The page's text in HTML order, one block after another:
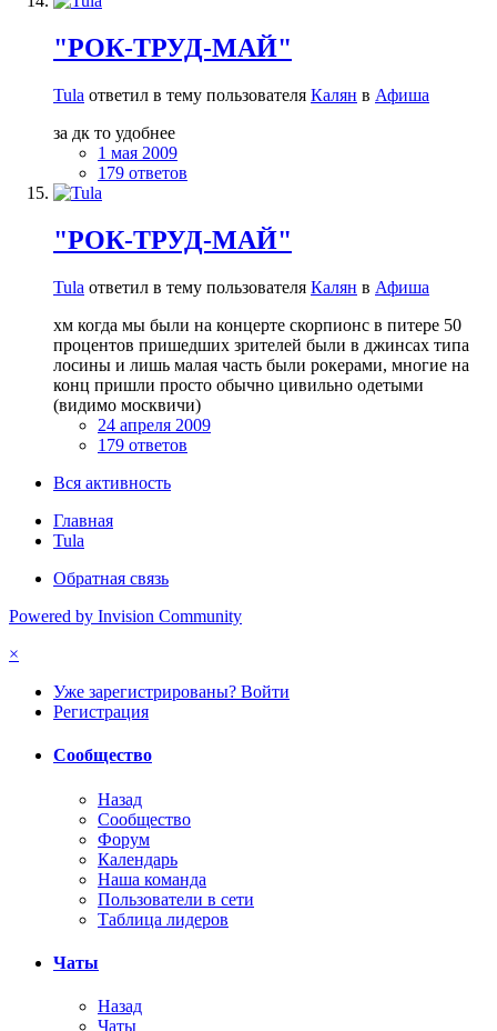
"РОК-ТРУД-МАЙ"
Tula ответил в тему пользователя Калян в Афиша
за дк то удобнее
1 мая 2009
179 ответов
"РОК-ТРУД-МАЙ"
Tula ответил в тему пользователя Калян в Афиша
хм когда мы были на концерте скорпионс в питере 50
процентов пришедших зрителей были в джинсах типа
лосины и лишь малая часть были рокерами, многие на
конц пришли просто обычно цивильно одетыми
(видимо москвичи)
24 апреля 2009
179 ответов
Вся активность
Главная
Tula
Обратная связь
Powered by Invision Community
×
Уже зарегистрированы? Войти
Регистрация
Сообщество
Назад
Сообщество
Форум
Календарь
Наша команда
Пользователи в сети
Таблица лидеров
Чаты
Назад
Чаты